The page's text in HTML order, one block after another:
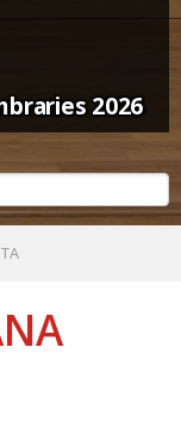
2026